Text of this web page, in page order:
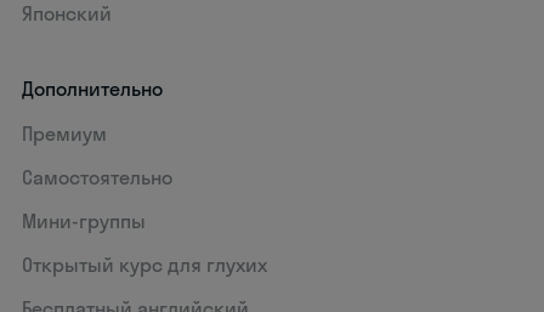
Японский
Дополнительно
Премиум
Самостоятельно
Мини-группы
Открытый курс для глухих